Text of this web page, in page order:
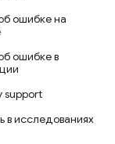
ошибке на
ошибке в
support
в исследованиях